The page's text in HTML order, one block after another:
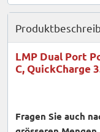
LMP Dual Port
C, QuickCharge
Fragen Sie auch